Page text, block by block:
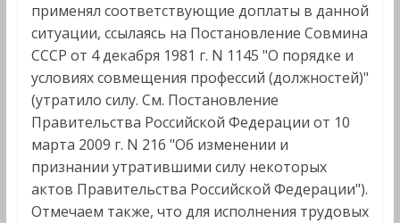
применял соответствующие доплаты в данной
ситуации, ссылаясь на Постановление Совмина
СССР от 4 декабря 1981 г. N 1145 "О порядке и
условиях совмещения профессий (должностей)"
(утратило силу. См. Постановление
Правительства Российской Федерации от 10
марта 2009 г. N 216 "Об изменении и
признании утратившими силу некоторых
актов Правительства Российской Федерации").
Отмечаем также, что для исполнения трудовых